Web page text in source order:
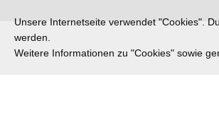
Unsere Internetseite verwendet "Cookies".
werden.
Weitere Informationen zu "Cookies" sowie